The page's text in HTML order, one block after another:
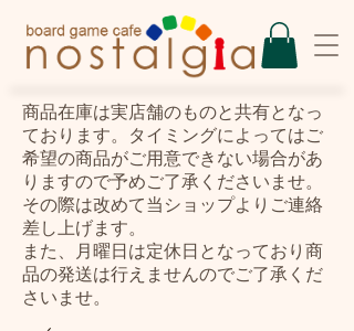
​商品在庫は実店舗のものと共有となっ
ております。タイミングによってはご
希望の商品がご用意できない場合があ
りますので予めご了承くださいませ。
その際は改めて当ショップよりご連絡
差し上げます。
また、月曜日は定休日となっており商
品の発送は行えませんのでご了承くだ
さいませ。